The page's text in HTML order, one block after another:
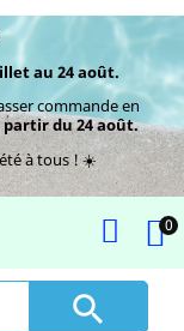
au 24 août.
commande en
partir du 24 août.
à tous ! ☀️
0
